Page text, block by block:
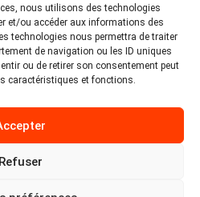
nous utilisons des technologies
et/ou accéder aux informations des
technologies nous permettra de traiter
de navigation ou les ID uniques
ou de retirer son consentement peut
caractéristiques et fonctions.
Refuser